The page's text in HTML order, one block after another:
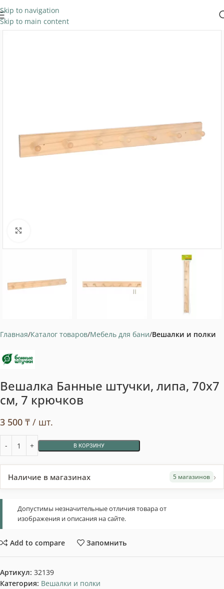
Skip to navigation
Skip to main content
Главная Каталог товаров Мебель для бани Вешалки и полки
Вешалка Банные штучки, липа, 70х7
см, 7 крючков
3 500 ₸ / шт.
В КОРЗИНУ
Наличие в магазинах 5 магазинов ›
Допустимы незначительные отличия товара от
изображения и описания на сайте.
Add to compare Запомнить
Артикул: 32139
Категория: Вешалки и полки